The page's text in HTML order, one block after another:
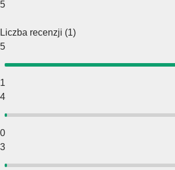
5
Liczba recenzji (1)
5
1
4
0
3